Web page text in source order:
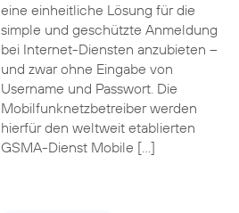
eine einheitliche Lösung für die
simple und geschützte Anmeldung
bei Internet-Diensten anzubieten –
und zwar ohne Eingabe von
Username und Passwort. Die
Mobilfunknetzbetreiber werden
hierfür den weltweit etablierten
GSMA-Dienst Mobile […]